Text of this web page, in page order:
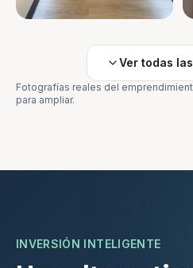
Ver todas
Fotografías reales del
para ampliar.
INVERSIÓN INTELIGENTE